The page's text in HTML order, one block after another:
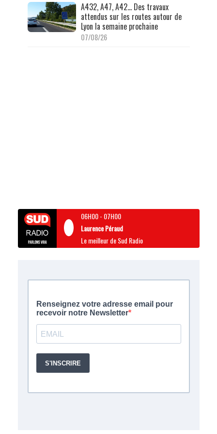
A432, A47, A42… Des travaux
attendus sur les routes autour de
Lyon la semaine prochaine
07/08/26
06H00- 07H00
Laurence Péraud
Le meilleur de Sud Radio